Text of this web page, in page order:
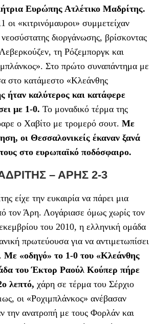
Ευρώπης Ατλέτικο Μαδρίτης.
οι «κιτρινόμαυροι» συμμετείχαν
διοργάνωσης, βρίσκοντας
τη Ρόζεμποργκ και
Στο πρώτο συναπάντημα με
στο κατάμεστο «Κλεάνθης
ήταν καλύτερος και κατάφερε
με 1-0. Το μοναδικό τέρμα της
ο Χαβίτο με τρομερό σουτ. Με
οι Θεσσαλονικείς έκαναν ξανά
στο ευρωπαϊκό ποδόσφαιρο.
– ΑΡΗΣ 2-3
είχε την ευκαιρία να πάρει μια
τον Άρη. Λογάριασε όμως χωρίς τον
του 2010, η ελληνική ομάδα
πρωτεύουσα για να αντιμετωπίσει
Με «οδηγό» το 1-0 του «Κλεάνθης
του Έκτορ Ραούλ Κούπερ πήρε
λεπτό, χάρη σε τέρμα του Σέρχιο
οι «Ροχιμπλάνκος» ανέβασαν
την ανατροπή με τους Φορλάν και